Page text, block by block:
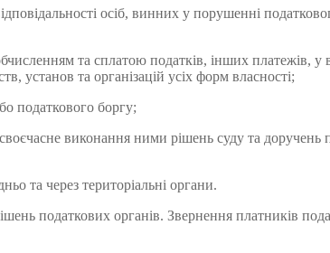
осіб, винних у порушенні
та сплатою податків, інших платежів,
установ та організацій усіх форм власності;
податкового боргу;
виконання ними рішень суду та доручень
та через територіальні органи.
податкових органів. Звернення платників